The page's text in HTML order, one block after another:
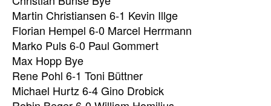
Martin Christiansen 6-1 Kevin Illge
Florian Hempel 6-0 Marcel Herrmann
Marko Puls 6-0 Paul Gommert
Max Hopp Bye
Rene Pohl 6-1 Toni Büttner
Michael Hurtz 6-4 Gino Drobick